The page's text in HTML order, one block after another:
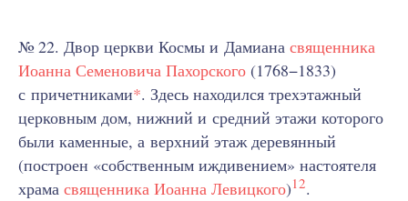
№ 22. Двор церкви Космы и Дамиана священника
Иоанна Семеновича Пахорского (1768−1833)
с причетниками*. Здесь находился трехэтажный
церковным дом, нижний и средний этажи которого
были каменные, а верхний этаж деревянный
(построен «собственным иждивением» настоятеля
храма священника Иоанна Левицкого)12.